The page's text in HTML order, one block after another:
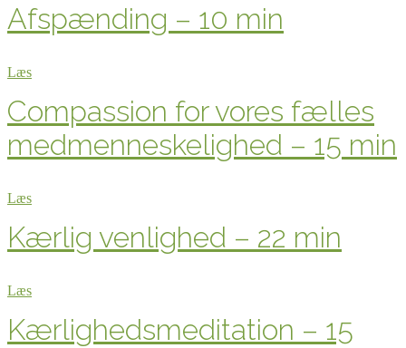
Afspænding – 10 min
Læs
Compassion for vores fælles
medmenneskelighed – 15 min
Læs
Kærlig venlighed – 22 min
Læs
Kærlighedsmeditation – 15